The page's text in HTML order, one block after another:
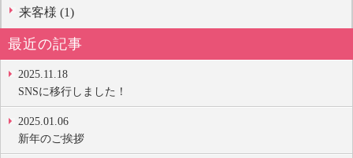
来客様 (1)
最近の記事
2025.11.18
SNSに移行しました！
2025.01.06
新年のご挨拶